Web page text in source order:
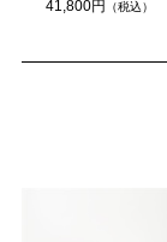
41,800円 （税込）